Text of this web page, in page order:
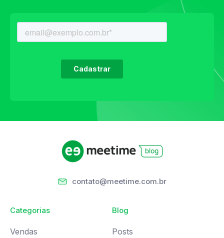
contato@meetime.com.br
Categorias
Vendas
Blog
Posts